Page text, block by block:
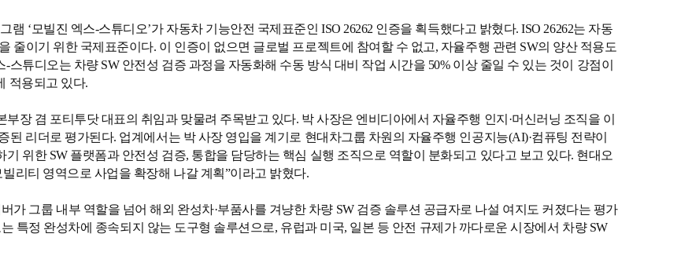
‘모빌진 엑스-스튜디오’가 자동차 기능안전 국제표준인 ISO 26262 인증을 획득했다고 밝혔다. ISO 26262는 자동
줄이기 위한 국제표준이다. 이 인증이 없으면 글로벌 프로젝트에 참여할 수 없고, 자율주행 관련 SW의 양산 적용도
튜디오는 차량 SW 안전성 검증 과정을 자동화해 수동 방식 대비 작업 시간을 50% 이상 줄일 수 있는 것이 강점이
적용되고 있다.
장 겸 포티투닷 대표의 취임과 맞물려 주목받고 있다. 박 사장은 엔비디아에서 자율주행 인지·머신러닝 조직을 이
리더로 평가된다. 업계에서는 박 사장 영입을 계기로 현대차그룹 차원의 자율주행 인공지능(AI)·컴퓨팅 전략이
위한 SW 플랫폼과 안전성 검증, 통합을 담당하는 핵심 실행 조직으로 역할이 분화되고 있다고 보고 있다. 현대오
리티 영역으로 사업을 확장해 나갈 계획”이라고 밝혔다.
가 그룹 내부 역할을 넘어 해외 완성차·부품사를 겨냥한 차량 SW 검증 솔루션 공급자로 나설 여지도 커졌다는 평가
특정 완성차에 종속되지 않는 도구형 솔루션으로, 유럽과 미국, 일본 등 안전 규제가 까다로운 시장에서 차량 SW